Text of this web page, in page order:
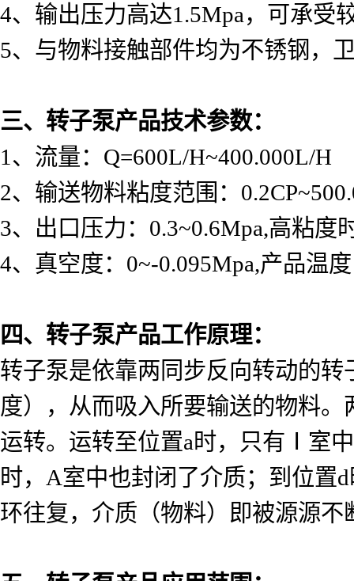
4、输出压力高达1.5Mpa ，可承受
5、与物料接触部件均为不锈钢，
三、转子泵产品技术参数：
1 、流量： Q=600L/H~400.000L/H
2、输送物料粘度范围：
3、出口压力： 0.3~0.6Mpa,高粘度
4、真空度： 0~-0.095Mpa,产品温
四、转子泵产品工作原理：
转子泵是依靠两同步反向转动的转
度），从而吸入所要输送的物料
运转。运转至位置a时，只有Ⅰ室
时， A室中也封闭了介质；到位置d
环往复，介质（物料）即被源源不